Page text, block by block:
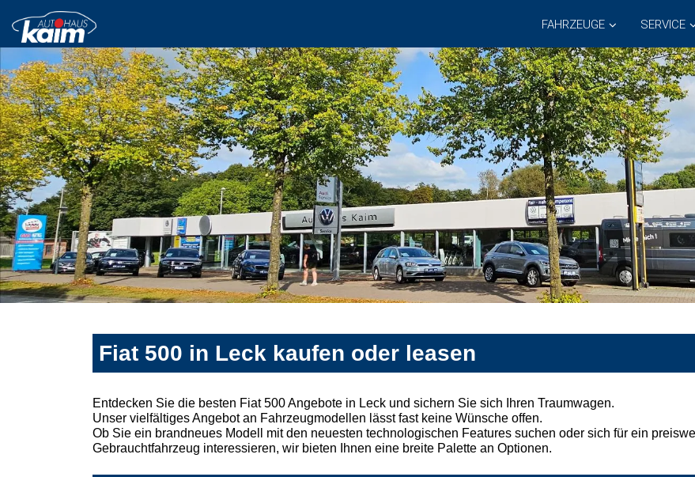
FAHRZEUGE SERVICE
Fiat 500 in Leck kaufen oder leasen
Entdecken Sie die besten Fiat 500 Angebote in Leck und sichern Sie sich Ihren Traumwagen.
Unser vielfältiges Angebot an Fahrzeugmodellen lässt fast keine Wünsche offen.
Ob Sie ein brandneues Modell mit den neuesten technologischen Features suchen oder sich für ein
Gebrauchtfahrzeug interessieren, wir bieten Ihnen eine breite Palette an Optionen.